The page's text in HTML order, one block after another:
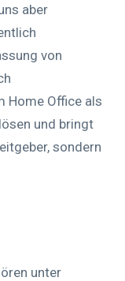
aber
von
Home Office als
und bringt
sondern
unter